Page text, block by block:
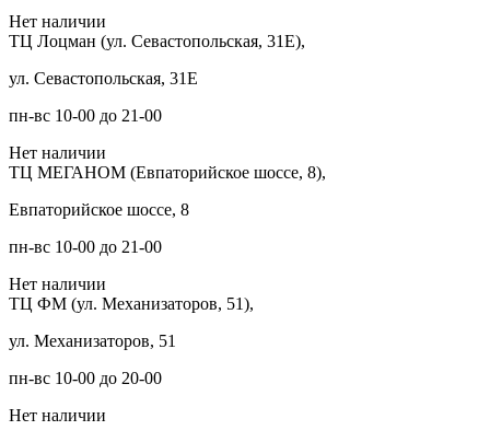
Нет наличии
ТЦ Лоцман (ул. Севастопольская, 31Е),
ул. Севастопольская, 31Е
пн-вс 10-00 до 21-00
Нет наличии
ТЦ МЕГАНОМ (Евпаторийское шоссе, 8),
Евпаторийское шоссе, 8
пн-вс 10-00 до 21-00
Нет наличии
ТЦ ФМ (ул. Механизаторов, 51),
ул. Механизаторов, 51
пн-вс 10-00 до 20-00
Нет наличии